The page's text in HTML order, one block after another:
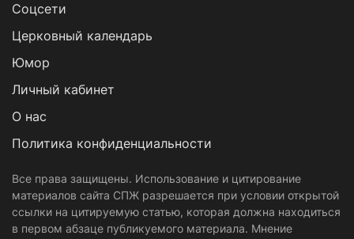
Cоцсети
Церковный календарь
Юмор
Личный кабинет
О нас
Политика конфиденциальности
Все права защищены. Использование и цитирование
материалов сайта СПЖ разрешается при условии открытой
ссылки на цитируемую статью, которая должна находиться
в первом абзаце публикуемого материала. Мнение